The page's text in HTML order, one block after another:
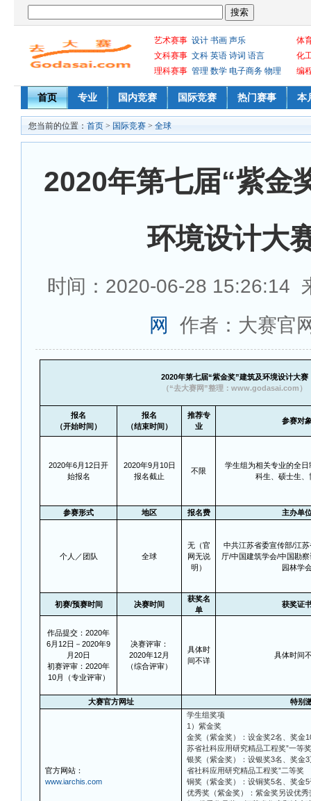
艺术赛事 设计 书画 声乐
文科赛事 文科 英语 诗词 语言
理科赛事 管理 数学 电子商务 物理
体
化
编
首页 专业 国内竞赛 国际竞赛 热门赛事 本
您当前的位置： 首页 > 国际竞赛 > 全球
2020年第七届“紫金
环境设计大
时间：2020-06-28 15:26:14
网
作者：大赛官
2020年第七届“紫金奖”建筑及环境设计大赛
（“去大赛网”整理：www.godasai.com）
报名
（开始时间）
报名
（结束时间）
推荐专
业
参赛对
2020年6月12日开
始报名
2020年9月10日
报名截止
不限
学生组为相关专业的全
科生、硕士生、
参赛形式 地区 报名费 主办单
个人／团队 全球
无（官
网无说
明）
中共江苏省委宣传部/江
厅/中国建筑学会/中国勘
园林学
初赛/预赛时间 决赛时间
获奖名
单
获奖证
作品提交：2020年
6月12日－2020年9
月20日
初赛评审：2020年
10月（专业评审）
决赛评审：
2020年12月
（综合评审）
具体时
间不详
具体时间
大赛官方网址 特别
官方网站：
www.iarchis.com
学生组奖项
1）紫金奖
金奖（紫金奖）：设金奖2名、奖金
苏省社科应用研究精品工程奖”一等
银奖（紫金奖）：设银奖3名、奖金
省社科应用研究精品工程奖”二等奖
铜奖（紫金奖）：设铜奖5名、奖金
优秀奖（紫金奖）：紫金奖另设优